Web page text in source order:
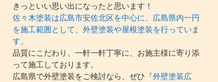
きっといい思い出になったと思います！
佐々木塗装は広島市安佐北区を中心に、広島県内一円
を施工範囲として、外壁塗装や屋根塗装を行っていま
す。
品質にこだわり、一軒一軒丁寧に、お施主様に寄り添
って施工しております。
広島県で外壁塗装をご検討なら、ぜひ 『外壁塗装広